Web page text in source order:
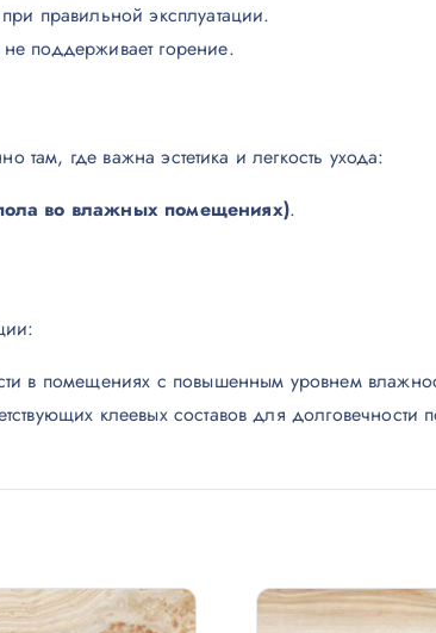
правильной эксплуатации.
поддерживает горение.
где важна эстетика и легкость ухода:
во влажных помещениях).
в помещениях с повышенным уровнем
клеевых составов для долговечности